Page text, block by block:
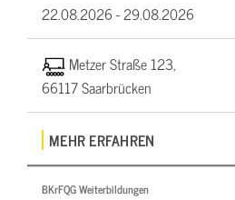
22.08.2026 -29.08.2026
Metzer Straße 123,
66117 Saarbrücken
MEHR ERFAHREN
BKrFQG Weiterbildungen